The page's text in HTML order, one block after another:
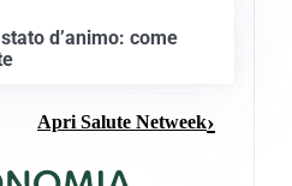
d’animo: come
Apri Salute Netweek